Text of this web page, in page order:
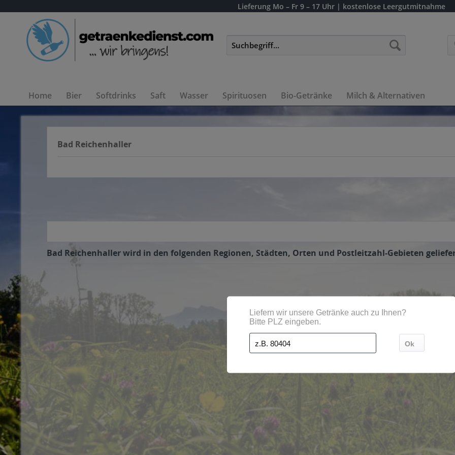
Lieferung Mo – Fr 9 – 17 Uhr | kostenlose Leergutmitnahme
Home Bier Softdrinks Saft Wasser Spirituosen Bio-Getränke Milch & Alternativen
Bad Reichenhaller
Bad Reichenhaller wird in den folgenden Regionen, Städten, Orten und Postleitzahl-Gebieten